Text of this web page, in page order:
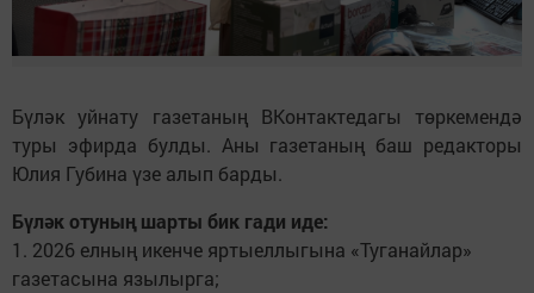
Бүләк уйнату газетаның ВКонтактедагы төркемендә
туры эфирда булды. Аны газетаның баш редакторы
Юлия Губина үзе алып барды.
Бүләк отуның шарты бик гади иде:
1. 2026 елның икенче яртыеллыгына «Туганайлар»
газетасына язылырга;